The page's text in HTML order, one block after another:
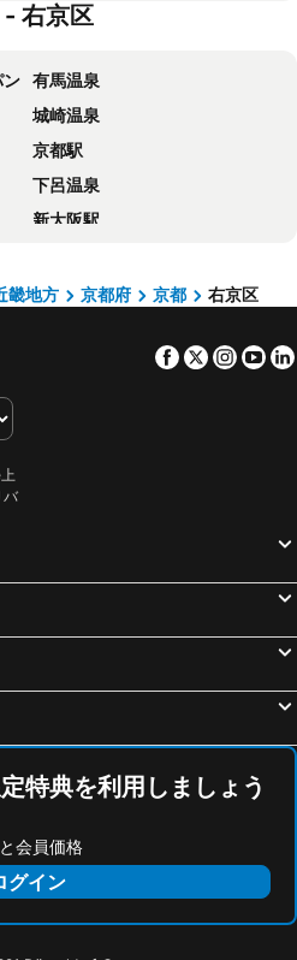
京都ブライトンホテル
都シティ 近鉄京都駅
天然温泉 蓮花の湯 御宿野乃京都七条
アーバンホテル京都 二条プレミアム
ホテルエクセレンス・京都駅西
アパホテル 京都駅東
スマイルホテル京都烏丸五条
ホテル ヴィアイン京都駅八条口
リッチモンドホテルプレミア京都駅前
Utano Youth Hostel - Vacation Stay 50485v
Omuro Kadensho（Kyoritsu Resort）-Adults only Jun,21,2026 GrandOpening
Yamazazi
京都 嵐山温泉 花伝抄
ホテルエクセレンス円町駅前
リバーサイド嵐山
- 右京区
ン 有馬温泉
城崎温泉
京都駅
下呂温泉
新大阪駅
京セラドーム大阪
飛騨高山温泉
姫路駅
三朝温泉
徳島駅
新神戸駅
畿地方 京都府 京都 右京区
Facebook
Twitter
バ
特典を利用しましょう
会員価格
グイン